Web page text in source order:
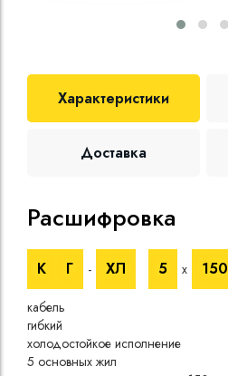
Характеристики
Доставка
Расшифровка
К Г - ХЛ 5 х 150
кабель
гибкий
холодостойкое исполнение
5 основных жил